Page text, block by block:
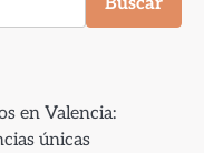
Buscar
en Valencia:
únicas